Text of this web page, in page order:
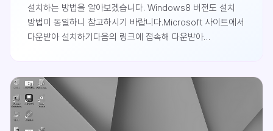
설치하는 방법을 알아보겠습니다. Windows8 버전도 설치
방법이 동일하니 참고하시기 바랍니다.Microsoft 사이트에서
다운받아 설치하기다음의 링크에 접속해 다운받아
점이 없으므로 생략합니다.Windows 프로그램 추가 기능으로
설치하기Windows에 기본으로 제공되는 프로그램 추가
기능을 설치하는 방법도 있습니다.제어판 > 프로그램에 접근
합니다.Windows 기능 켜..